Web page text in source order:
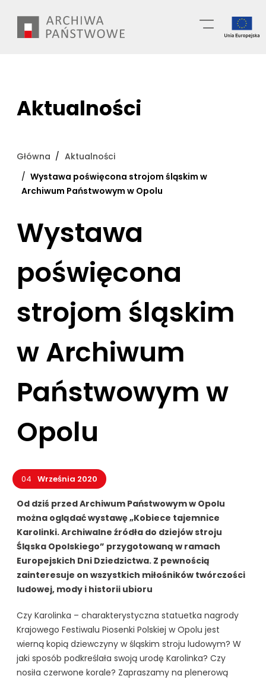
treści
Aktualności
Główna
Aktualności
Wystawa poświęcona strojom śląskim w
Archiwum Państwowym w Opolu
Wystawa
poświęcona
strojom śląskim
w Archiwum
Państwowym w
Opolu
04 Września 2020
Od dziś przed Archiwum Państwowym w Opolu
można oglądać wystawę „Kobiece tajemnice
Karolinki. Archiwalne źródła do dziejów stroju
Śląska Opolskiego” przygotowaną w ramach
Europejskich Dni Dziedzictwa. Z pewnością
zainteresuje on wszystkich miłośników twórczości
ludowej, mody i historii ubioru
Czy Karolinka – charakterystyczna statuetka nagrody
Krajowego Festiwalu Piosenki Polskiej w Opolu jest
wierną kopią dziewczyny w śląskim stroju ludowym? W
jaki sposób podkreślała swoją urodę Karolinka? Czy
nosiła czerwone korale? Zapraszamy na plenerową